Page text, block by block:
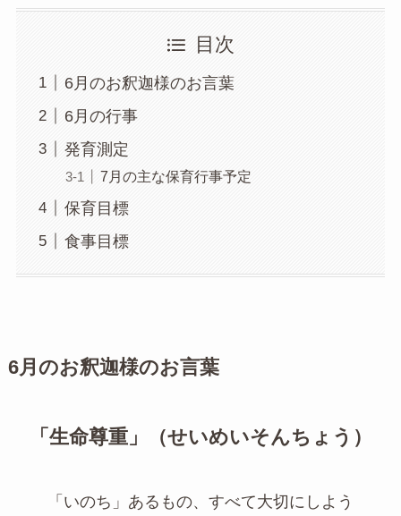
目次
6月のお釈迦様のお言葉
6月の行事
発育測定
7月の主な保育行事予定
保育目標
食事目標
6月のお釈迦様のお言葉
「生命尊重」（せいめいそんちょう）
「いのち」あるもの、すべて大切にしよう